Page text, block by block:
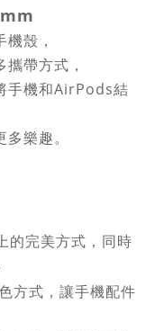
殼，
帶方式，
手機和AirPods結
樂趣。
的完美方式，同時
方式，讓手機配件